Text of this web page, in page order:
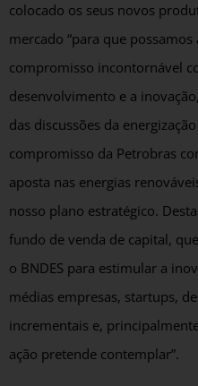
colocado os seus novos
mercado “para que
compromisso incontornável
desenvolvimento e a
das discussões da
compromisso da Petrobras
aposta nas energias
nosso plano estratégico.
fundo de venda de capital,
o BNDES para estimular a
médias empresas, startups,
incrementais e,
ação pretende contemplar”.